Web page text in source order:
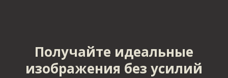
Получайте идеальные
изображения без усилий